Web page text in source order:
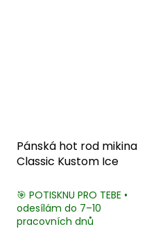
Pánská hot rod mikina
Classic Kustom Ice
🎯 POTISKNU PRO TEBE •
odesílám do 7–10
pracovních dnů